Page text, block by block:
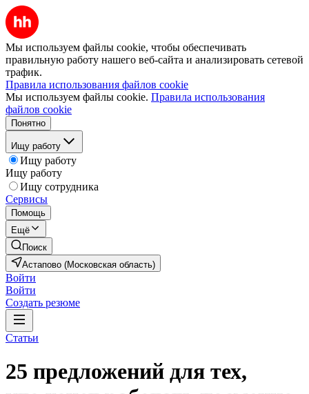
Мы используем файлы cookie, чтобы обеспечивать
правильную работу нашего веб-сайта и анализировать сетевой
трафик.
Правила использования файлов cookie
Мы используем файлы cookie. Правила использования
файлов cookie
Понятно
Ищу работу
Ищу работу
Ищу работу
Ищу сотрудника
Сервисы
Помощь
Ещё
Поиск
Астапово (Московская область)
Войти
Войти
Создать резюме
Статьи
25 предложений для тех,